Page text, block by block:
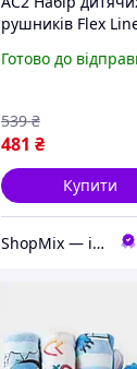
рушників Flex
рожевий Colorful
подар DE
Готово до
481 ₴
539 ₴
Купити
ShopMix — інтернет-магазин сумок та аксесуарів